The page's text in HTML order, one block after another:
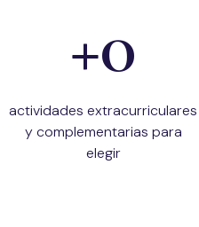
+0
actividades extracurriculares
y complementarias para
elegir